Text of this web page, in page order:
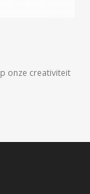
onze creativiteit